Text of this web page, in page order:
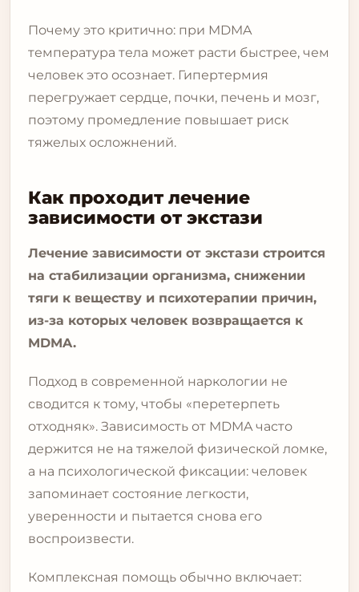
Почему это критично: при MDMA
температура тела может расти быстрее, чем
человек это осознает. Гипертермия
перегружает сердце, почки, печень и мозг,
поэтому промедление повышает риск
тяжелых осложнений.
Как проходит лечение
зависимости от экстази
Лечение зависимости от экстази строится
на стабилизации организма, снижении
тяги к веществу и психотерапии причин,
из-за которых человек возвращается к
MDMA.
Подход в современной наркологии не
сводится к тому, чтобы «перетерпеть
отходняк». Зависимость от MDMA часто
держится не на тяжелой физической ломке,
а на психологической фиксации: человек
запоминает состояние легкости,
уверенности и пытается снова его
воспроизвести.
Комплексная помощь обычно включает: